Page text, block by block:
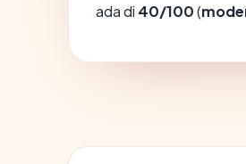
ada di 40/100(